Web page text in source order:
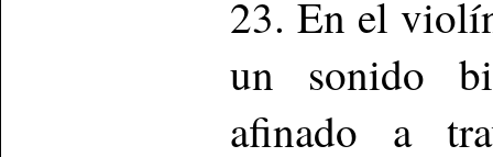
23. En el
un sonido
afinado a